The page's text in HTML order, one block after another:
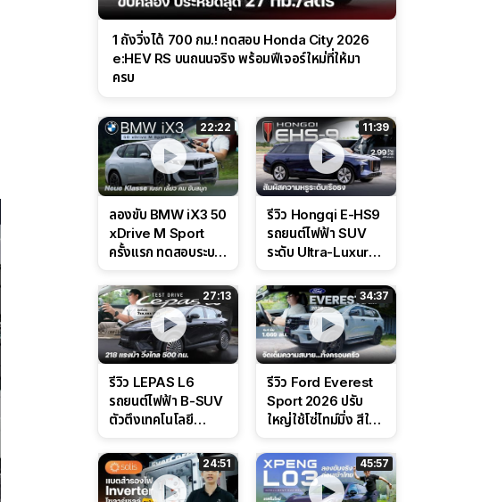
1 ถังวิ่งได้ 700 กม.! ทดสอบ Honda City 2026
e:HEV RS บนถนนจริง พร้อมฟีเจอร์ใหม่ที่ให้มา
ครบ
22:22
ลองขับ BMW iX3 50
xDrive M Sport
ครั้งแรก ทดสอบระบบ
Performance แบบ
จัดเต็มในสนาม
11:39
รีวิว Hongqi E-HS9
รถยนต์ไฟฟ้า SUV
ระดับ Ultra-Luxury
CDC นุ่มหนึบเหนือ
ระดับ
27:13
รีวิว LEPAS L6
รถยนต์ไฟฟ้า B-SUV
ตัวตึงเทคโนโลยี
ล่างหนึบ ลุ้นราคา 7
แสนต้น
34:37
รีวิว Ford Everest
Sport 2026 ปรับ
ใหญ่ใช้โซ่ไทม์มิ่ง สีใหม่
ดุดันสไตล์ครอบครัว
สายลุย
24:51 45:57